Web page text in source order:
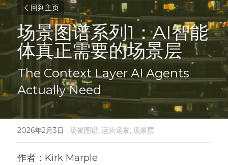
回到主页
场景图谱系列1：AI智能
体真正需要的场景层
The Context Layer AI Agents
Actually Need
2026年2月3日 · 场景图谱,运营场景,场景层
作者：Kirk Marple